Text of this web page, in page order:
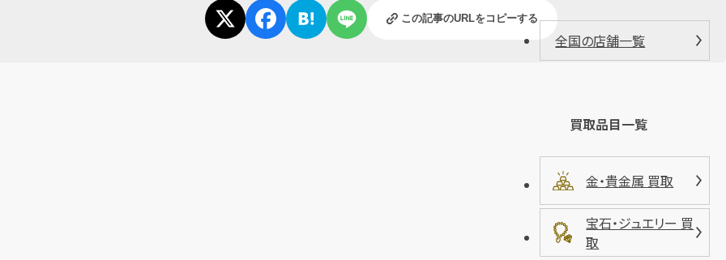
この記事のURLをコピーする
全国の店舗一覧
買取品目一覧
金・貴金属 買取
宝石・ジュエリー 買
取